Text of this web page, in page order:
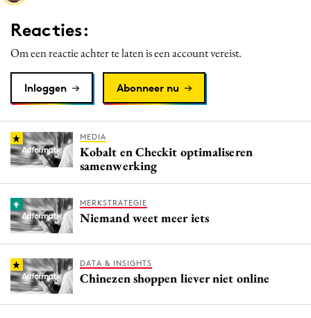
Merkstrategie
Programmatic
Purpose Marketing
Reputatie & crisis
Reacties:
Om een reactie achter te laten is een account vereist.
Inloggen Abonneer nu
MEDIA
Kobalt en Checkit optimaliseren
samenwerking
MERKSTRATEGIE
Niemand weet meer iets
DATA & INSIGHTS
Chinezen shoppen liever niet online